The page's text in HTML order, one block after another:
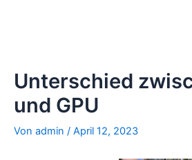
Unterschied
und GPU
Von admin / April 12, 2023